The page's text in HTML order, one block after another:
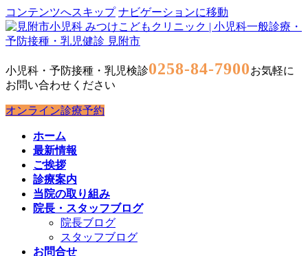
コンテンツへスキップ ナビゲーションに移動
小児科・予防接種・乳児検診0258-84-7900お気軽に
お問い合わせください
オンライン診療予約
ホーム
最新情報
ご挨拶
診療案内
当院の取り組み
院長・スタッフブログ
院長ブログ
スタッフブログ
お問合せ